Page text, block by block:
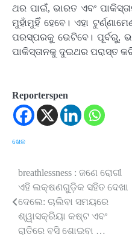
ଥର ପାଇଁ, ଭାରତ ଏବଂ
ମୁହାଁମୁହିଁ ହେବେ। ଏହା
ପରସ୍ପରକୁ ଭେଟିବେ। ପୂର୍ବରୁ,
ପାକିସ୍ତାନକୁ ଦୁଇଥର ପରାସ୍ତ
Reporterspen
ଖେଳ
Post
navigation
breathlessness : ଜଣେ ରୋଗୀ
ଏହି ଲକ୍ଷଣଗୁଡ଼ିକ ସହିତ ଦେଖା
ଦେଲେ: ଚାଲିବା ସମୟରେ
ଶ୍ୱାସକ୍ରିୟା କଷ୍ଟ ଏବଂ
ରାତିରେ ବସି ଶୋଇବା …